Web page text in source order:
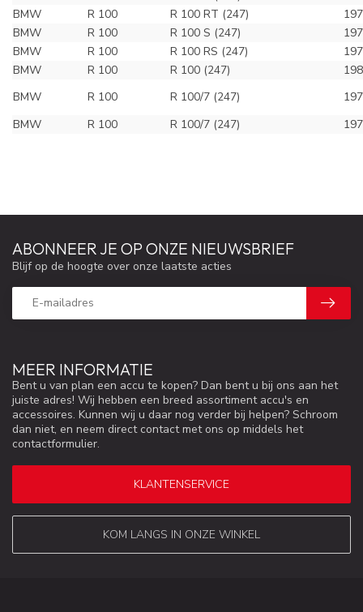
BMW
R 100 R 100 RT (247)
BMW
R 100 R 100 S (247)
BMW
R 100 R 100 RS (247)
BMW
R 100 R 100 (247)
BMW
R 100 R 100/7 (247)
BMW
R 100 R 100/7 (247)
MEER INFORMATIE
Bent u van plan een accu te kopen? Dan bent u bij ons aan het
juiste adres! Wij hebben een breed assortiment accu's en
accessoires. Kunnen wij u daar nog verder bij helpen? Schroom
dan niet, en neem direct contact met ons op middels het
contactformulier.
KLANTENSERVICE
KOM LANGS IN ONZE WINKEL
ABONNEER JE OP ONZE NIEUWSBRIEF
Blijf op de hoogte over onze laatste acties